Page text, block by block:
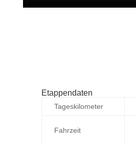
Etappendaten
Tageskilometer
Fahrzeit